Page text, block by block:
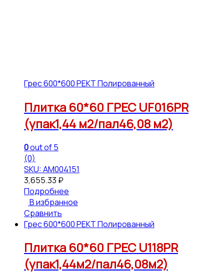
Грес 600*600 РЕКТ Полированный
Плитка 60*60 ГРЕС UF016PR
(упак1,44 м2/пал46,08 м2)
0out of 5
(0)
SKU: АМ004151
3,655.33 ₽
Подробнее
В избранное
Сравнить
Грес 600*600 РЕКТ Полированный
Плитка 60*60 ГРЕС U118PR
(упак1,44м2/пал46,08м2)